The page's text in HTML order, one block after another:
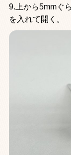
9.上から5mmぐ
を入れて開く。